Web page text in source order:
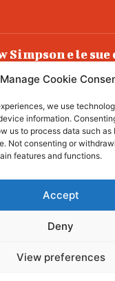
Manage Cookie
we use
information.
us to process data such as
Not consenting or
features and functions.
Accept
Deny
View preferences
Simpson e le
lo ha
- All rights reserved.
News Portal about living,
and wellness. Take your